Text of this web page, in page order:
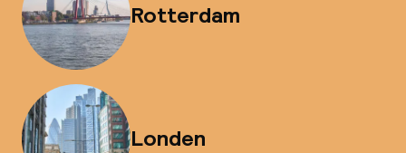
Rotterdam
Londen